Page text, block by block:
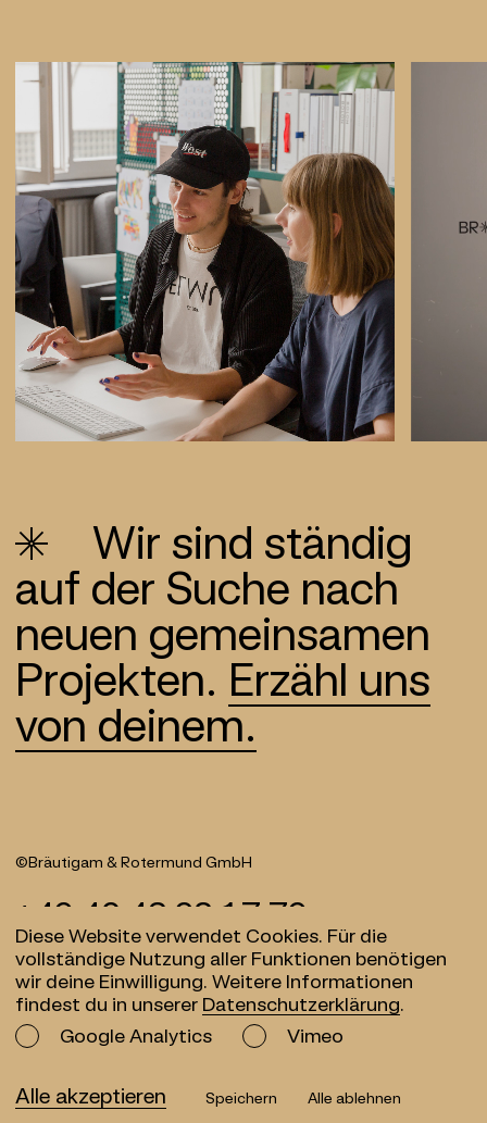
Diese Website verwendet Cookies. Für die
vollständige Nutzung aller Funktionen benötigen
wir deine Einwilligung. Weitere Informationen
findest du in unserer Datenschutzerklärung.
Google Analytics
Vimeo
Alle akzeptieren Speichern Alle ablehnen
Wir sind ständig
auf der Suche nach
neuen gemein­samen
Projekten. Erzähl uns
von deinem.
©Bräutigam & Rotermund GmbH
+49 40 43 28 17 79
info@br.studio
Instagram
DE
EN
News
Jobs
Datenschutz